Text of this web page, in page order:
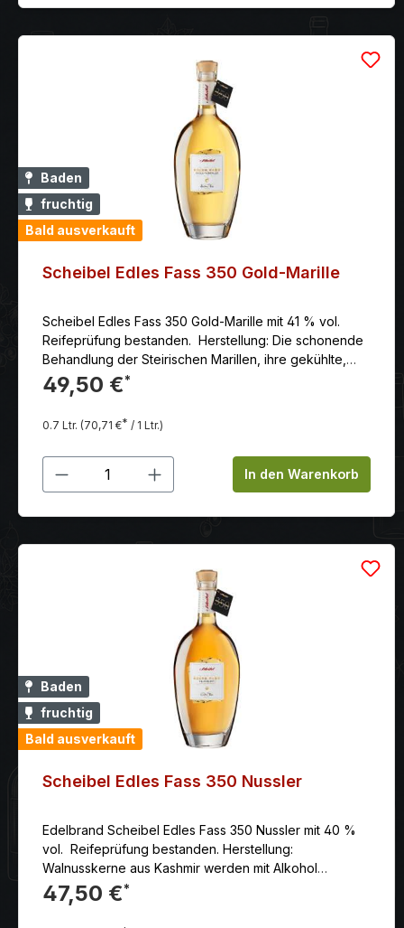
Baden
fruchtig
Bald ausverkauft
Scheibel Edles Fass 350 Gold-Marille
Scheibel Edles Fass 350 Gold-Marille mit 41 % vol.
Reifeprüfung bestanden. Herstellung: Die schonende
Behandlung der Steirischen Marillen, ihre gekühlte,
langsame Gärung sorgen dafür, dass sich die zarten
Fruchtaromen im Glas wiederfinden. Seine besondere
Note bekommt dieser Brand durch die Lagerung in
Akazienholzfässern. Über Gold destilliert. Sensorik:
Diese Symphonie mannigfaltiger Aromen fängt an bei
Orange und Melone, geht über florale Nuancen bis hin
zu Vanille, Marzipan und Karamell. Eine leichte Schärfe
Internationalen Spirituosen-Wettbewerb ISW 2011 in
der Kategorie "Obstbrände". Scheibel Brennerei,
Grüner Winkel 32, 77876 Kappelrodeck Vol:41%
49,50 €*
0.7 Ltr. (70,71 €* / 1 Ltr.)
Produkt Anzahl: Gib denIn den Warenkorb
Baden
fruchtig
Bald ausverkauft
Scheibel Edles Fass 350 Nussler
Edelbrand Scheibel Edles Fass 350 Nussler mit 40 %
vol. Reifeprüfung bestanden. Herstellung:
Walnusskerne aus Kashmir werden mit Alkohol
angesetzt. Nach mehreren Monaten wird das Mazerat
destilliert. Durch die Lagerung im Eichenfass erlangt
unser Nussler seine intensive Geschmacksstruktur.
47,50 €*